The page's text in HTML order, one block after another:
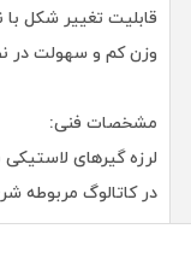
قابلیت تغییر شکل
وزن کم و سهولت در
مشخصات فنی:
لرزه گیرهای
در كاتالوگ مربوطه